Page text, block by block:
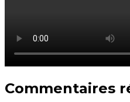
Commentaires